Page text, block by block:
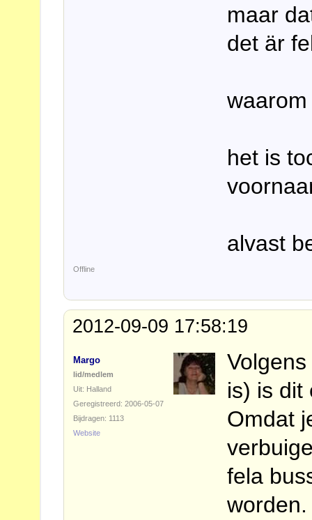
maar
det är
het is
alvast
Offline
2012-09-09 17:58:19
Margo
lid/medlem
Uit: Halland
Geregistreerd: 2006-05-07
Bijdragen: 1113
Website
is) is dit
Omdat
fela